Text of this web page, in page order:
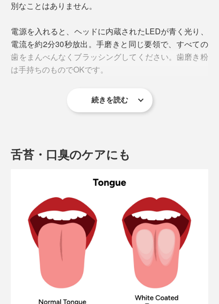
を崩し、直流電流で歯垢を歯の表面から浮かせるとい
この超微細電流は、体内を流れる「生体電流」と同じレ
ベルの極めて弱い電流で、振動や刺激はナシ。電気分解
が起きないため、有害物質は発生せず。人体に害がない
ことが実証され、FDA
（※） 認証済みです。
※FDA認証とは、日米両国における薬機法や食品衛生法に違反しておらず、適正な
商品である証明となるもの。
画期的なのは、毛先が届きにくい場所の歯垢にもアタッ
クできること。ブラシから半径1cmの範囲に電流が伝わ
るため、スキマや境目、凹みなどの磨き残しが軽減。
別なことはありません。
電源を入れると、ヘッドに内蔵されたLEDが青く光り、
電流を約2分30秒放出。手磨きと同じ要領で、すべての
歯をまんべんなくブラッシングしてください。歯磨き粉
は手持ちのものでOKです。
他の電動歯ブラシのように振動しないため、ついゴシゴ
シ磨きたくなりますが、できるだけ力を入れず、優しい
ブラッシングを心がけてください。
続きを読む
舌苔・口臭のケアにも